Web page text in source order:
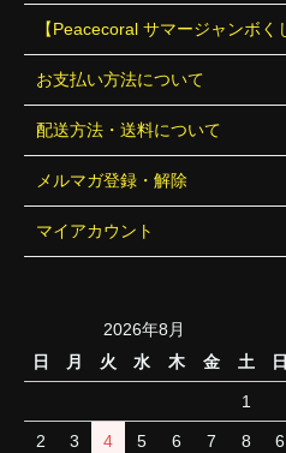
【Peacecoral サマージャンボ
お支払い方法について
配送方法・送料について
メルマガ登録・解除
マイアカウント
2026年8月
日
月 火 水 木 金 土
1
2 3 4 5 6 7 8
日
6